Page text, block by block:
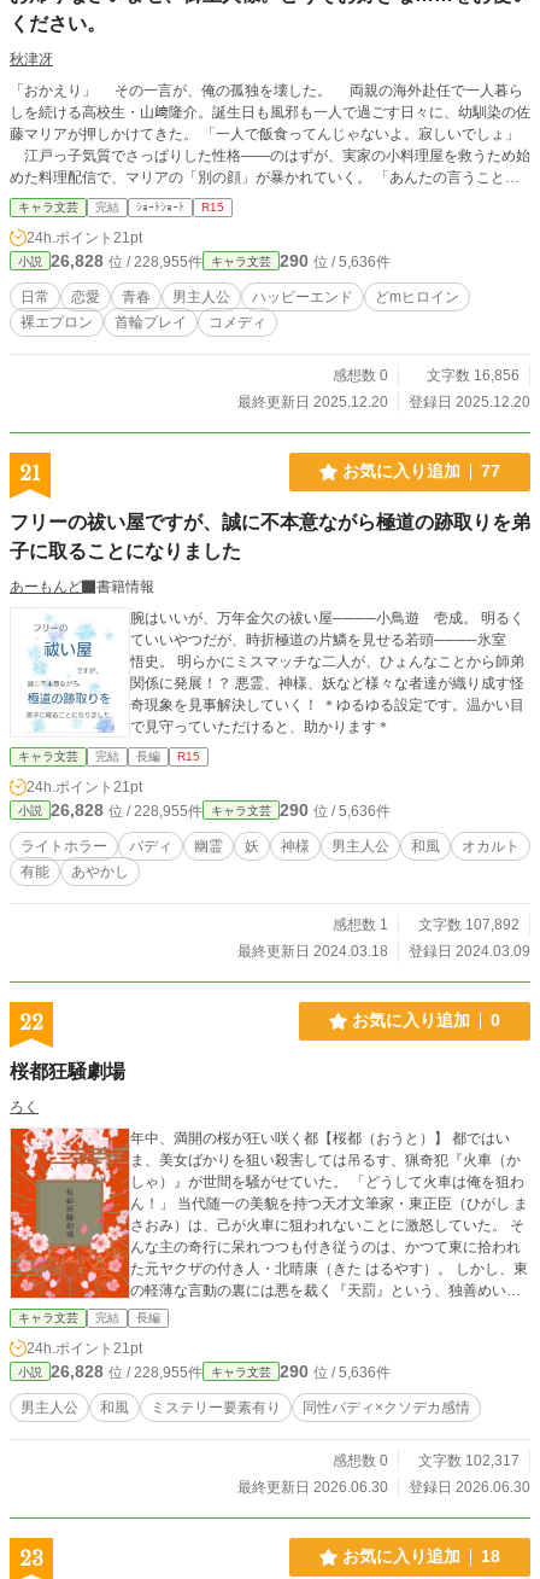
ください。
秋津冴
「おかえり」 その一言が、俺の孤独を壊した。 両親の海外赴任で一人暮ら
しを続ける高校生・山﨑隆介。誕生日も風邪も一人で過ごす日々に、幼馴染の佐
藤マリアが押しかけてきた。 「一人で飯食ってんじゃないよ。寂しいでしょ」
江戸っ子気質でさっぱりした性格——のはずが、実家の小料理屋を救うため始
めた料理配信で、マリアの「別の顔」が暴かれていく。 「あんたの言うこと、
何でも聞く」 罰ゲームと称して、俺の要求に応えるマリア。 最初はブラを
脱ぐところから——気づけば、ノーブラ配信、ノーパン配信、全裸エプロン。
何千人もの視聴者に見られながら、俺だけに従順になっていく幼馴染。 「恥
ずかしいけど……嫌じゃない」 エスカレートする欲望。止まらない背徳。
でも本当に欲しかったのは—— 「俺と家族になってくれ」 孤独な二人が「お
かえり」で繋がる、甘くて淫らな純愛ラブコメ。
キャラ文芸 完結 ｼｮｰﾄｼｮｰﾄ R15
24h.ポイント 21pt
小説 26,828 位 / 228,955件 キャラ文芸 290 位 / 5,636件
日常 恋愛 青春 男主人公 ハッピーエンド
どmヒロイン
裸エプロン
首輪プレイ コメディ
感想数 0
文字数 16,856
最終更新日 2025.12.20
登録日 2025.12.20
21 お気に入り追加 77
フリーの祓い屋ですが、誠に不本意ながら極道の跡取りを弟
子に取ることになりました
あーもんど
書籍情報
腕はいいが、万年金欠の祓い屋────小鳥遊 壱成。 明るく
ていいやつだが、時折極道の片鱗を見せる若頭────氷室
悟史。 明らかにミスマッチな二人が、ひょんなことから師弟
関係に発展！？ 悪霊、神様、妖など様々な者達が織り成す怪
奇現象を見事解決していく！ ＊ゆるゆる設定です。温かい目
で見守っていただけると、助かります＊
キャラ文芸 完結 長編 R15
24h.ポイント 21pt
小説 26,828 位 / 228,955件 キャラ文芸 290 位 / 5,636件
ライトホラー バディ 幽霊 妖 神様 男主人公 和風
オカルト
有能
あやかし
感想数 1
文字数 107,892
最終更新日 2024.03.18
登録日 2024.03.09
22 お気に入り追加 0
桜都狂騒劇場
ろく
年中、満開の桜が狂い咲く都【桜都（おうと）】 都ではい
ま、美女ばかりを狙い殺害しては吊るす、猟奇犯『火車（か
しゃ）』が世間を騒がせていた。 「どうして火車は俺を狙わ
ん！」 当代随一の美貌を持つ天才文筆家・東正臣（ひがし ま
さおみ）は、己が火車に狙われないことに激怒していた。 そ
んな主の奇行に呆れつつも付き従うのは、かつて東に拾われ
た元ヤクザの付き人・北晴康（きた はるやす）。 しかし、東
の軽薄な言動の裏には悪を裁く『天罰』という、独善めいた
正義が隠されていた。 「俺はお前を巻き込みたくない」 「お
前と汚れるなら悪かねェさ」 外道を裁くのもまた外道。 血と
桜の香りが交錯する中、「天罰」の幕が上がる――。
キャラ文芸 完結 長編
24h.ポイント 21pt
小説 26,828 位 / 228,955件 キャラ文芸 290 位 / 5,636件
男主人公 和風 ミステリー要素有り 同性バディ×クソデカ感情
感想数 0
文字数 102,317
最終更新日 2026.06.30
登録日 2026.06.30
23 お気に入り追加 18